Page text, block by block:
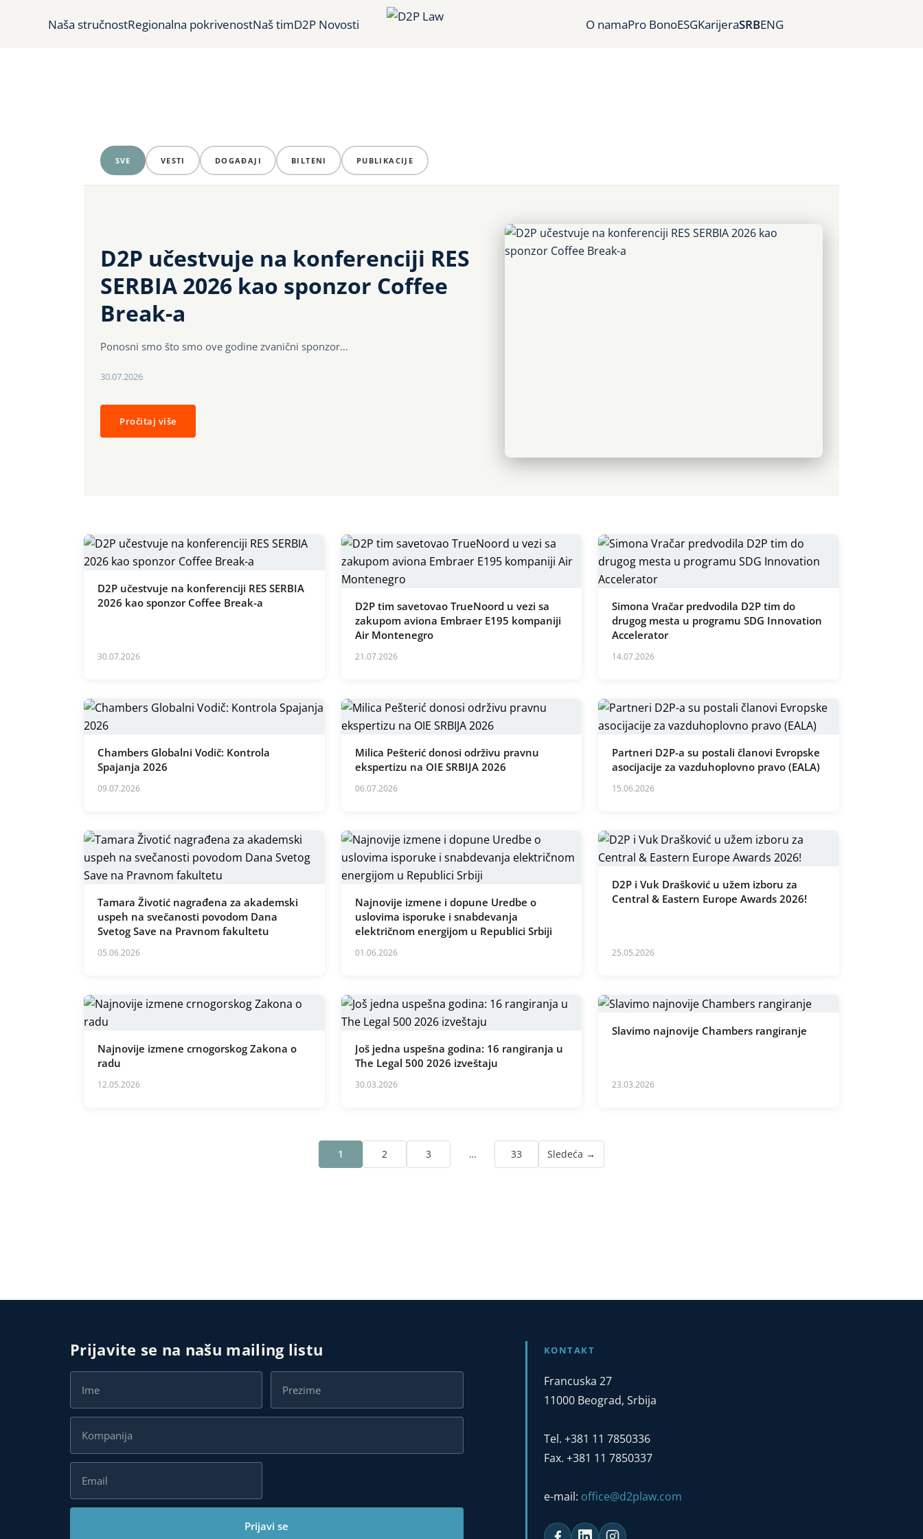
Naša stručnostRegionalna pokrivenostNaš timD2P Novosti O namaPro BonoESGKarijeraSRBENG
SVE VESTI DOGAĐAJI BILTENI PUBLIKACIJE
D2P učestvuje na konferenciji RES
SERBIA 2026 kao sponzor Coffee
Break-a
Ponosni smo što smo ove godine zvanični sponzor…
30.07.2026
Pročitaj više
D2P učestvuje na konferenciji RES SERBIA
2026 kao sponzor Coffee Break-a
30.07.2026
D2P tim savetovao TrueNoord u vezi sa
zakupom aviona Embraer E195 kompaniji
Air Montenegro
21.07.2026
Simona Vračar predvodila D2P tim do
drugog mesta u programu SDG Innovation
Accelerator
14.07.2026
Chambers Globalni Vodič: Kontrola
Spajanja 2026
09.07.2026
Milica Pešterić donosi održivu pravnu
ekspertizu na OIE SRBIJA 2026
06.07.2026
Partneri D2P-a su postali članovi Evropske
asocijacije za vazduhoplovno pravo (EALA)
15.06.2026
Tamara Životić nagrađena za akademski
uspeh na svečanosti povodom Dana
Svetog Save na Pravnom fakultetu
05.06.2026
Najnovije izmene i dopune Uredbe o
uslovima isporuke i snabdevanja
električnom energijom u Republici Srbiji
01.06.2026
D2P i Vuk Drašković u užem izboru za
Central & Eastern Europe Awards 2026!
25.05.2026
Najnovije izmene crnogorskog Zakona o
radu
12.05.2026
Još jedna uspešna godina: 16 rangiranja u
The Legal 500 2026 izveštaju
30.03.2026
Slavimo najnovije Chambers rangiranje
23.03.2026
1 2 3 … 33 Sledeća →
Prijavite se na našu mailing listu
Prijavi se
KONTAKT
Francuska 27
11000 Beograd, Srbija
Tel. +381 11 7850336
Fax. +381 11 7850337
e-mail: office@d2plaw.com